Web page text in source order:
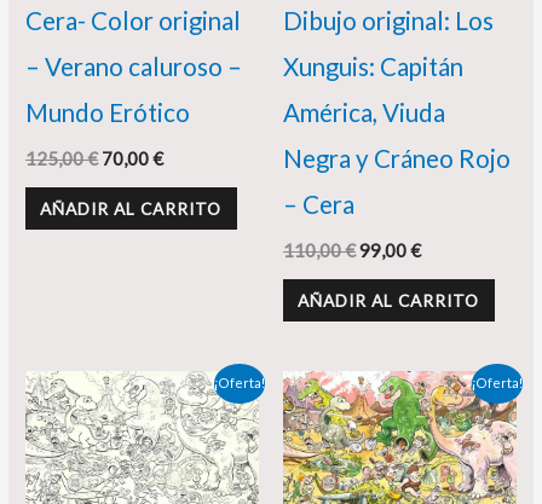
Cera- Color original
– Verano caluroso –
Mundo Erótico
125,00€ 70,00€
AÑADIR AL CARRITO
Dibujo original: Los
Xunguis: Capitán
América, Viuda
Negra y Cráneo Rojo
– Cera
110,00€99,00€
AÑADIR AL CARRITO
¡Oferta!
El
precio
original
era:
395,00 €.
El
precio
actual
es:
365,00 €.
¡Oferta!
El
precio
original
era:
385,00 €.
El
precio
actual
es:
365,00 €.